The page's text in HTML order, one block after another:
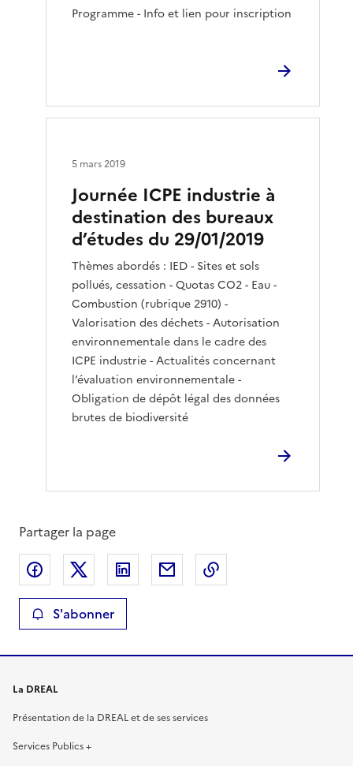
Programme - Info et lien pour inscription
Journée ICPE industrie à
destination des bureaux
d’études du 29/01/2019
Thèmes abordés : IED - Sites et sols
pollués, cessation - Quotas CO2 - Eau -
Combustion (rubrique 2910) -
Valorisation des déchets - Autorisation
environnementale dans le cadre des
ICPE industrie - Actualités concernant
l’évaluation environnementale -
Obligation de dépôt légal des données
brutes de biodiversité
5 mars 2019
Partager la page
Partager sur Facebook
Partager sur XPartager sur LinkedIn
Partager par email
S'abonner
La DREAL
Présentation de la DREAL et de ses services
Services Publics +